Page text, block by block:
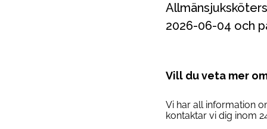
Allmänsjuksköterska till ett uppdrag i Hudiksvall, Gävleborg. Uppdraget startar
2026-06-04 och
Vill du veta mer
Vi har all information
kontaktar vi dig inom